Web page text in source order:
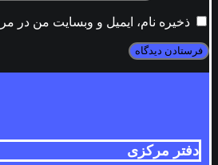
ذخیره نام، ایمیل و وبسایت من در
دفتر مرکزی